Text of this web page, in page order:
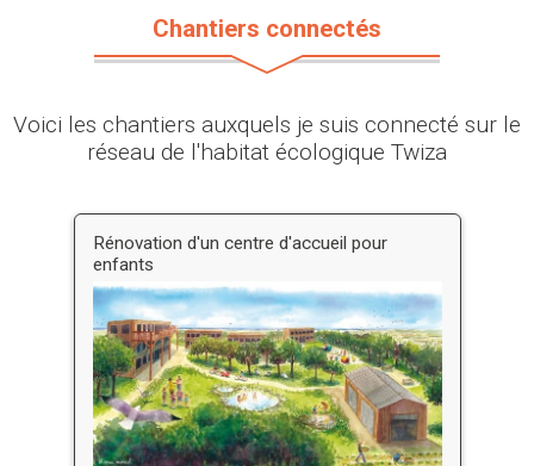
Chantiers connectés
Voici les chantiers auxquels je suis connecté sur le
réseau de l'habitat écologique Twiza
Rénovation d'un centre d'accueil pour
enfants